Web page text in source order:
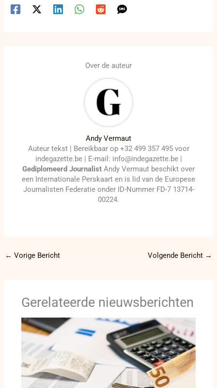
Over de auteur
Andy Vermaut
Auteur tekst | Bereikbaar op +32 499 357 495 voor
indegazette.be | E-mail: info@indegazette.be |
Gediplomeerd Journalist Andy Vermaut beschikt over
een Internationale Perskaart en is lid van de Europese
Journalisten Federatie onder ID-Nummer FD-7 13714-
00224.
← Vorige Bericht Volgende Bericht →
Gerelateerde nieuwsberichten